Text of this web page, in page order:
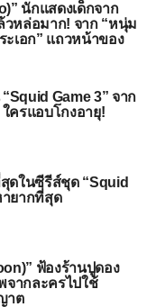
นักแสดงเด็กจาก
วหล่อมาก! จาก “หนุ่ม
ะเอก” แถวหน้าของ
Game 3” จาก
ครแอบโกงอายุ!
ดในซีรีส์ชุด “Squid
ายากที่สุด
ฟ้องร้านปูดอง
จากละครไปใช้
าต